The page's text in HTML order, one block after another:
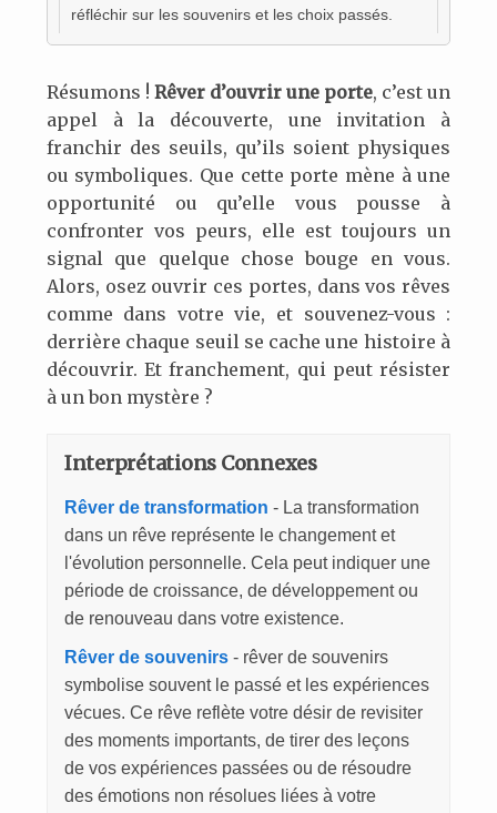
réfléchir sur les souvenirs et les choix passés.
Résumons ! Rêver d’ouvrir une porte, c’est un
appel à la découverte, une invitation à
franchir des seuils, qu’ils soient physiques
ou symboliques. Que cette porte mène à une
opportunité ou qu’elle vous pousse à
confronter vos peurs, elle est toujours un
signal que quelque chose bouge en vous.
Alors, osez ouvrir ces portes, dans vos rêves
comme dans votre vie, et souvenez-vous :
derrière chaque seuil se cache une histoire à
découvrir. Et franchement, qui peut résister
à un bon mystère ?
Interprétations Connexes
Rêver de transformation - La transformation
dans un rêve représente le changement et
l'évolution personnelle. Cela peut indiquer une
période de croissance, de développement ou
de renouveau dans votre existence.
Rêver de souvenirs- rêver de souvenirs
symbolise souvent le passé et les expériences
vécues. Ce rêve reflète votre désir de revisiter
des moments importants, de tirer des leçons
de vos expériences passées ou de résoudre
des émotions non résolues liées à votre